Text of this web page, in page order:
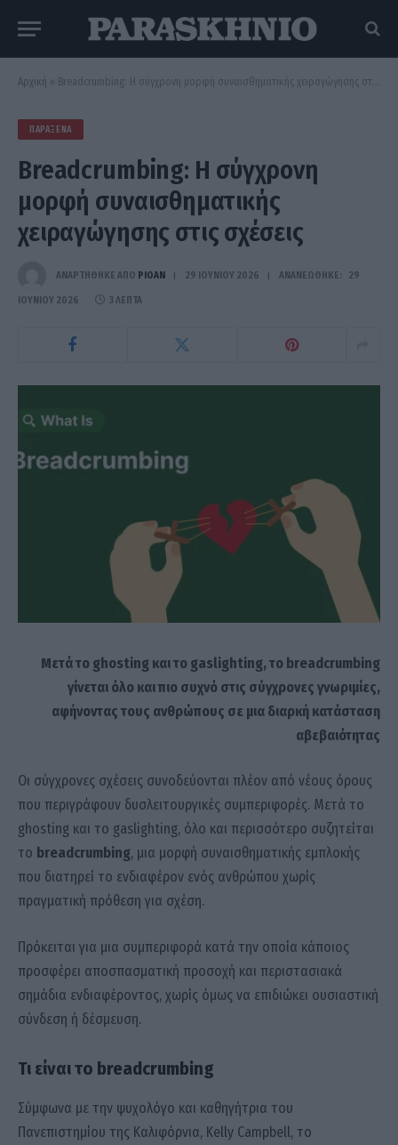
Αρχική » Breadcrumbing: Η σύγχρονη μορφή συναισθηματικής χειραγώγησης στις σχέσεις
ΠΑΡΆΞΕΝΑ
Breadcrumbing: Η σύγχρονη
μορφή συναισθηματικής
χειραγώγησης στις σχέσεις
ΑΝΑΡΤΗΘΗΚΕ ΑΠΟ PIOAN 29 ΙΟΥΝΊΟΥ 2026 ΑΝΑΝΕΏΘΗΚΕ: 29
ΙΟΥΝΊΟΥ 2026 3 ΛΕΠΤΆ
Μετά το ghosting και το gaslighting, το breadcrumbing
γίνεται όλο και πιο συχνό στις σύγχρονες γνωριμίες,
αφήνοντας τους ανθρώπους σε μια διαρκή κατάσταση
αβεβαιότητας
Οι σύγχρονες σχέσεις συνοδεύονται πλέον από νέους όρους
που περιγράφουν δυσλειτουργικές συμπεριφορές. Μετά το
ghosting και το gaslighting, όλο και περισσότερο συζητείται
το breadcrumbing, μια μορφή συναισθηματικής εμπλοκής
που διατηρεί το ενδιαφέρον ενός ανθρώπου χωρίς
πραγματική πρόθεση για σχέση.
Πρόκειται για μια συμπεριφορά κατά την οποία κάποιος
προσφέρει αποσπασματική προσοχή και περιστασιακά
σημάδια ενδιαφέροντος, χωρίς όμως να επιδιώκει ουσιαστική
σύνδεση ή δέσμευση.
Τι είναι το breadcrumbing
Σύμφωνα με την ψυχολόγο και καθηγήτρια του
Πανεπιστημίου της Καλιφόρνια, Kelly Campbell, το